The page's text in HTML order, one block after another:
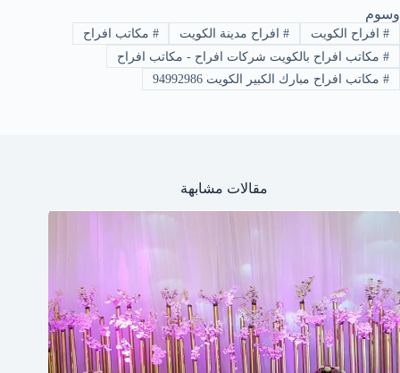
وسوم
#افراح الكويت #افراح مدينة الكويت # مكاتب افراح
#مكاتب افراح بالكويت شركات افراح - مكاتب افراح
#مكاتب افراح مبارك الكبير الكويت 94992986
مقالات مشابهة